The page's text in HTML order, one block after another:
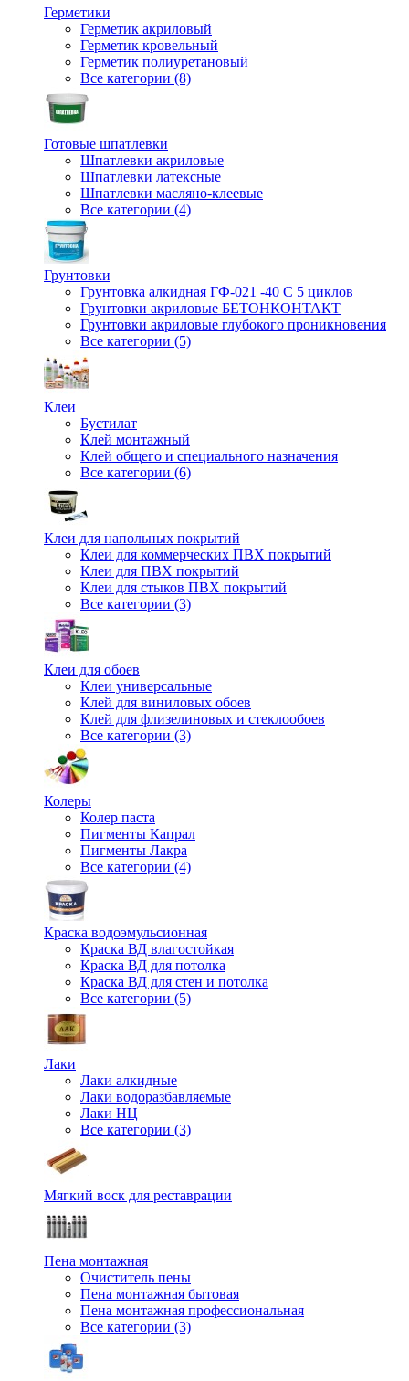
Герметики
Герметик акриловый
Герметик кровельный
Герметик полиуретановый
Все категории (8)
Готовые шпатлевки
Шпатлевки акриловые
Шпатлевки латексные
Шпатлевки масляно-клеевые
Все категории (4)
Грунтовки
Грунтовка алкидная ГФ-021 -40 С 5 циклов
Грунтовки акриловые БЕТОНКОНТАКТ
Грунтовки акриловые глубокого проникновения
Все категории (5)
Клеи
Бустилат
Клей монтажный
Клей общего и специального назначения
Все категории (6)
Клеи для напольных покрытий
Клеи для коммерческих ПВХ покрытий
Клеи для ПВХ покрытий
Клеи для стыков ПВХ покрытий
Все категории (3)
Клеи для обоев
Клеи универсальные
Клей для виниловых обоев
Клей для флизелиновых и стеклообоев
Все категории (3)
Колеры
Колер паста
Пигменты Капрал
Пигменты Лакра
Все категории (4)
Краска водоэмульсионная
Краска ВД влагостойкая
Краска ВД для потолка
Краска ВД для стен и потолка
Все категории (5)
Лаки
Лаки алкидные
Лаки водоразбавляемые
Лаки НЦ
Все категории (3)
Мягкий воск для реставрации
Пена монтажная
Очиститель пены
Пена монтажная бытовая
Пена монтажная профессиональная
Все категории (3)